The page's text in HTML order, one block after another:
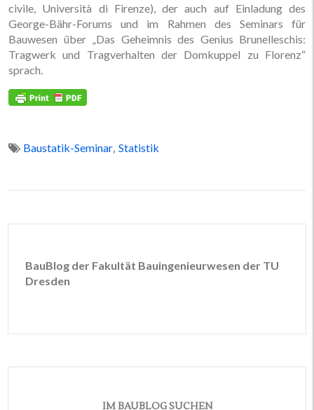
civile, Università di Firenze), der auch auf Einladung des
George-Bähr-Forums und im Rahmen des Seminars für
Bauwesen über „Das Geheimnis des Genius Brunelleschis:
Tragwerk und Tragverhalten der Domkuppel zu Florenz“
sprach.
Baustatik-Seminar, Statistik
BauBlog der Fakultät Bauingenieurwesen der TU
Dresden
IM BAUBLOG SUCHEN